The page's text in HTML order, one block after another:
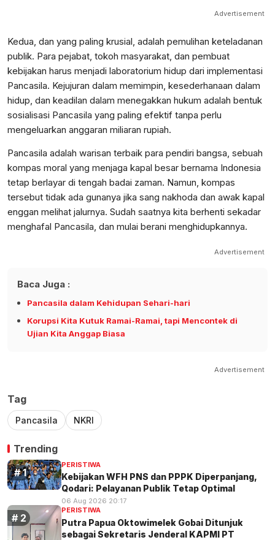
Advertisement
​Kedua, dan yang paling krusial, adalah pemulihan keteladanan
publik. Para pejabat, tokoh masyarakat, dan pembuat
kebijakan harus menjadi laboratorium hidup dari implementasi
Pancasila. Kejujuran dalam memimpin, kesederhanaan dalam
hidup, dan keadilan dalam menegakkan hukum adalah bentuk
sosialisasi Pancasila yang paling efektif tanpa perlu
mengeluarkan anggaran miliaran rupiah.
​Pancasila adalah warisan terbaik para pendiri bangsa, sebuah
kompas moral yang menjaga kapal besar bernama Indonesia
tetap berlayar di tengah badai zaman. Namun, kompas
tersebut tidak ada gunanya jika sang nakhoda dan awak kapal
enggan melihat jalurnya. Sudah saatnya kita berhenti sekadar
menghafal Pancasila, dan mulai berani menghidupkannya.
Advertisement
Baca Juga :
Pancasila dalam Kehidupan Sehari-hari
Korupsi Kita Kutuk Ramai-Ramai, tapi Mencontek di
Ujian Kita Anggap Biasa
Advertisement
Tag
Pancasila NKRI
Trending
PERISTIWA
Kebijakan WFH PNS dan PPPK Diperpanjang,
Qodari: Pelayanan Publik Tetap Optimal
06 Aug 2026 20:17
PERISTIWA
Putra Papua Oktowimelek Gobai Ditunjuk
sebagai Sekretaris Jenderal KAPMI PT